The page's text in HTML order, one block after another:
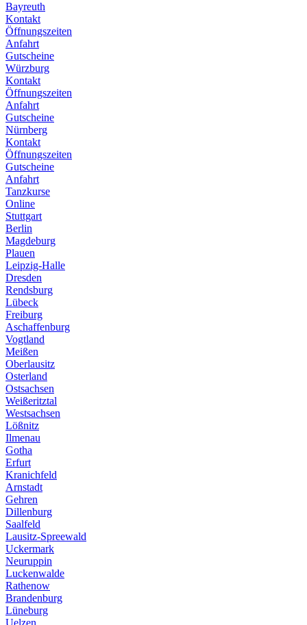
Bayreuth
Kontakt
Öffnungszeiten
Anfahrt
Gutscheine
Würzburg
Kontakt
Öffnungszeiten
Anfahrt
Gutscheine
Nürnberg
Kontakt
Öffnungszeiten
Gutscheine
Anfahrt
Tanzkurse
Online
Stuttgart
Berlin
Magdeburg
Plauen
Leipzig-Halle
Dresden
Rendsburg
Lübeck
Freiburg
Aschaffenburg
Vogtland
Meißen
Oberlausitz
Osterland
Ostsachsen
Weißeritztal
Westsachsen
Lößnitz
Ilmenau
Gotha
Erfurt
Kranichfeld
Arnstadt
Gehren
Dillenburg
Saalfeld
Lausitz-Spreewald
Uckermark
Neuruppin
Luckenwalde
Rathenow
Brandenburg
Lüneburg
Uelzen